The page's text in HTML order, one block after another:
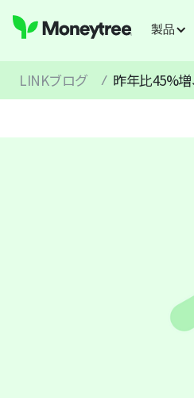
製品
LINKブログ / 昨年比45%